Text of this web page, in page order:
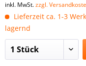
inkl. MwSt.zzgl.
Lieferzeit ca. 1-3
lagernd